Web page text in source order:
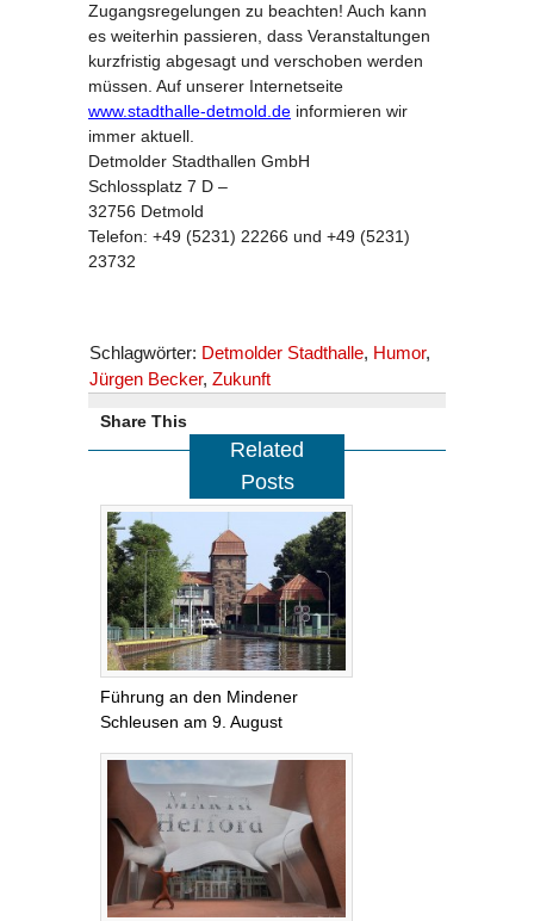
Zugangsregelungen zu beachten! Auch kann
es weiterhin passieren, dass Veranstaltungen
kurzfristig abgesagt und verschoben werden
müssen. Auf unserer Internetseite
www.stadthalle-detmold.de informieren wir
immer aktuell.
Detmolder Stadthallen GmbH
Schlossplatz 7 D –
32756 Detmold
Telefon: +49 (5231) 22266 und +49 (5231)
23732
Schlagwörter: Detmolder Stadthalle, Humor,
Jürgen Becker, Zukunft
Share This
Related
Posts
Führung an den Mindener
Schleusen am 9. August